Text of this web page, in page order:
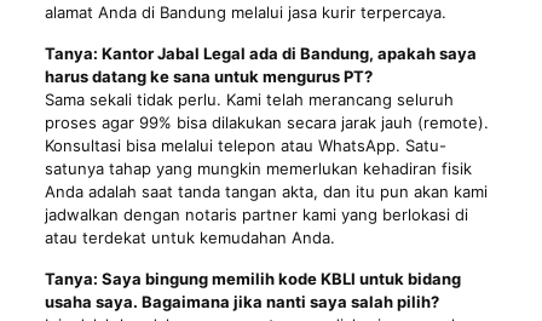
alamat Anda di Bandung melalui jasa kurir terpercaya.
Tanya: Kantor Jabal Legal ada di Bandung, apakah saya
harus datang ke sana untuk mengurus PT?
Sama sekali tidak perlu. Kami telah merancang seluruh
proses agar 99% bisa dilakukan secara jarak jauh (remote).
Konsultasi bisa melalui telepon atau WhatsApp. Satu-
satunya tahap yang mungkin memerlukan kehadiran fisik
Anda adalah saat tanda tangan akta, dan itu pun akan kami
jadwalkan dengan notaris partner kami yang berlokasi di
atau terdekat untuk kemudahan Anda.
Tanya: Saya bingung memilih kode KBLI untuk bidang
usaha saya. Bagaimana jika nanti saya salah pilih?